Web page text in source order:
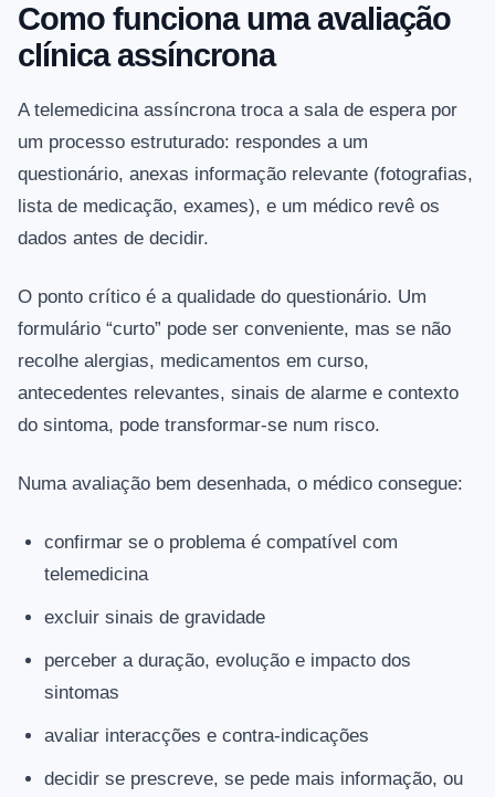
Como funciona uma avaliação
clínica assíncrona
A telemedicina assíncrona troca a sala de espera por
um processo estruturado: respondes a um
questionário, anexas informação relevante (fotografias,
lista de medicação, exames), e um médico revê os
dados antes de decidir.
O ponto crítico é a qualidade do questionário. Um
formulário “curto” pode ser conveniente, mas se não
recolhe alergias, medicamentos em curso,
antecedentes relevantes, sinais de alarme e contexto
do sintoma, pode transformar-se num risco.
Numa avaliação bem desenhada, o médico consegue:
confirmar se o problema é compatível com
telemedicina
excluir sinais de gravidade
perceber a duração, evolução e impacto dos
sintomas
avaliar interacções e contra-indicações
decidir se prescreve, se pede mais informação, ou